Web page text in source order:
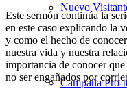
Nuevo
Campaña Pro-
Este sermón continúa la
en este caso explicando la
y como el hecho de
nuestra vida y nuestra
importancia de conocer
no ser engañados por